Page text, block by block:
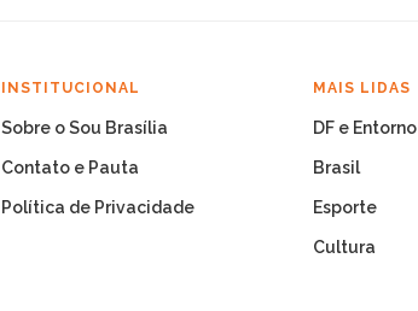
INSTITUCIONAL
Sobre o Sou Brasília
Contato e Pauta
Política de Privacidade
MAIS LIDAS
DF e Entorno
Brasil
Esporte
Cultura